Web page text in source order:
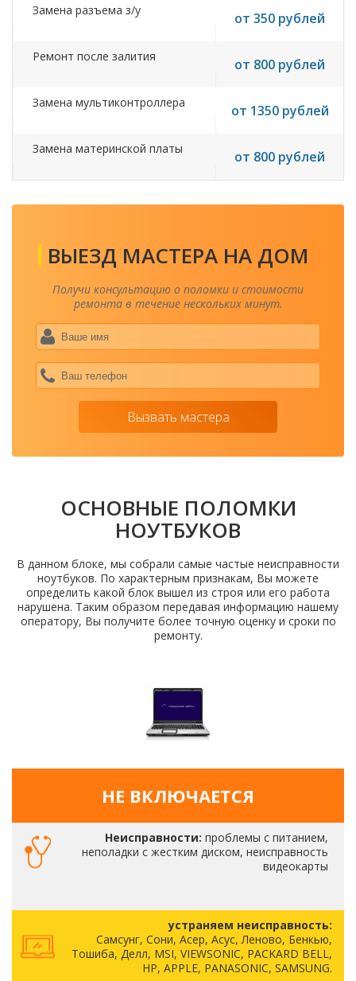
Замена разъема з/у от 350 рублей
Ремонт после залития от 800 рублей
Замена мультиконтроллера от 1350 рублей
Замена материнской платы от 800 рублей
ВЫЕЗД МАСТЕРА НА ДОМ
Получи консультацию о поломки и стоимости
ремонта в течение нескольких минут.
Вызвать мастера
ОСНОВНЫЕ ПОЛОМКИ
НОУТБУКОВ
В данном блоке, мы собрали самые частые неисправности
ноутбуков. По характерным признакам, Вы можете
определить какой блок вышел из строя или его работа
нарушена. Таким образом передавая информацию нашему
оператору, Вы получите более точную оценку и сроки по
ремонту.
НЕ ВКЛЮЧАЕТСЯ
Неисправности: проблемы с питанием,
неполадки с жестким диском, неисправность
видеокарты
устраняем неисправность:
Самсунг, Сони, Асер, Асус, Леново, Бенкью,
Тошиба, Делл, MSI, VIEWSONIC, PACKARD BELL,
HP, APPLE, PANASONIC, SAMSUNG.